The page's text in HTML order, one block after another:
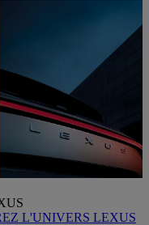
L'UNIVERS LEXUS